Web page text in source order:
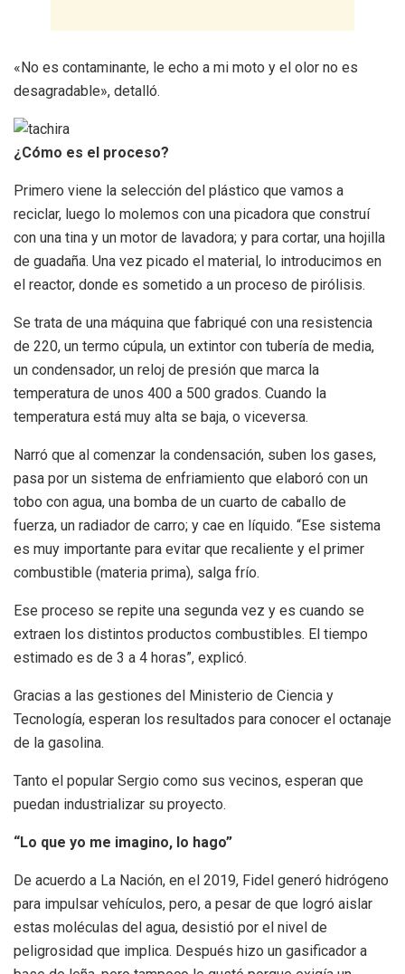
«No es contaminante, le echo a mi moto y el olor no es
desagradable», detalló.
¿Cómo es el proceso?
Primero viene la selección del plástico que vamos a
reciclar, luego lo molemos con una picadora que construí
con una tina y un motor de lavadora; y para cortar, una hojilla
de guadaña. Una vez picado el material, lo introducimos en
el reactor, donde es sometido a un proceso de pirólisis.
Se trata de una máquina que fabriqué con una resistencia
de 220, un termo cúpula, un extintor con tubería de media,
un condensador, un reloj de presión que marca la
temperatura de unos 400 a 500 grados. Cuando la
temperatura está muy alta se baja, o viceversa.
Narró que al comenzar la condensación, suben los gases,
pasa por un sistema de enfriamiento que elaboró con un
tobo con agua, una bomba de un cuarto de caballo de
fuerza, un radiador de carro; y cae en líquido. “Ese sistema
es muy importante para evitar que recaliente y el primer
combustible (materia prima), salga frío.
Ese proceso se repite una segunda vez y es cuando se
extraen los distintos productos combustibles. El tiempo
estimado es de 3 a 4 horas”, explicó.
Gracias a las gestiones del Ministerio de Ciencia y
Tecnología, esperan los resultados para conocer el octanaje
de la gasolina.
Tanto el popular Sergio como sus vecinos, esperan que
puedan industrializar su proyecto.
“Lo que yo me imagino, lo hago”
De acuerdo a La Nación, en el 2019, Fidel generó hidrógeno
para impulsar vehículos, pero, a pesar de que logró aislar
estas moléculas del agua, desistió por el nivel de
peligrosidad que implica. Después hizo un gasificador a